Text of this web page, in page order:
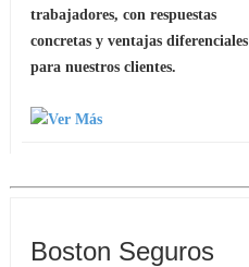
trabajadores, con respuestas
concretas y ventajas diferenciales
para nuestros clientes.
Boston Seguros